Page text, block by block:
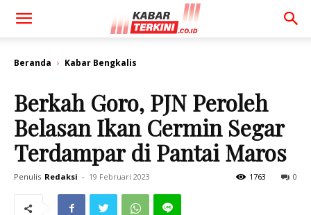
Beranda Kabar Bengkalis
Berkah Goro, PJN Peroleh
Belasan Ikan Cermin Segar
Terdampar di Pantai Maros
Penulis Redaksi - 19 Februari 2023 0
1763